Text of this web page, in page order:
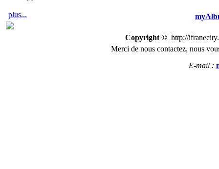
plus...
Copyright ©http://
Merci de nous contactez, nous
E-mail :